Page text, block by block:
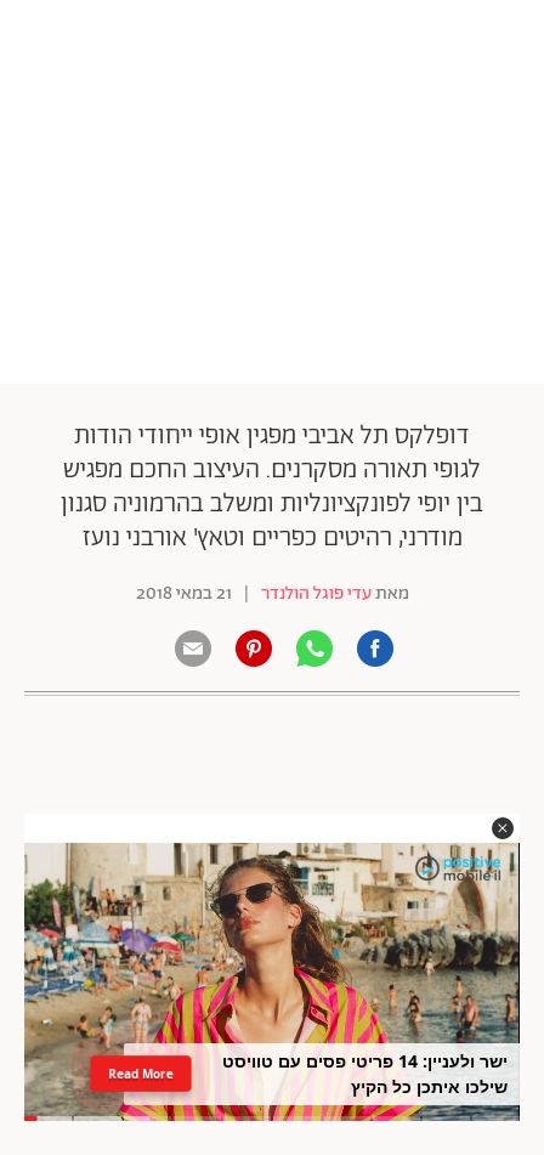
דופלקס תל אביבי מפגין אופי ייחודי הודות
לגופי תאורה מסקרנים. העיצוב החכם מפגיש
בין יופי לפונקציונליות ומשלב בהרמוניה סגנון
מודרני, רהיטים כפריים וטאץ' אורבני נועז
מאתעדי פוגל הולנדר | 21 במאי 2018
ישר ולעניין: 14 פריטי פסים עם טוויסט
שילכו איתכן כל הקיץ
Read More